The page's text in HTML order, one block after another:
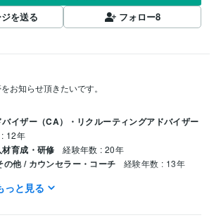
を送る
フォロー8
お知らせ頂きたいです。
イザー（CA）・リクルーティングアドバイザー
12年
育成・研修 経験年数 : 20年
の他 / カウンセラー・コーチ 経験年数 : 13年
っと見る